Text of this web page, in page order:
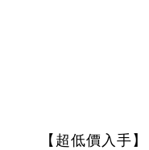
【超低價入手